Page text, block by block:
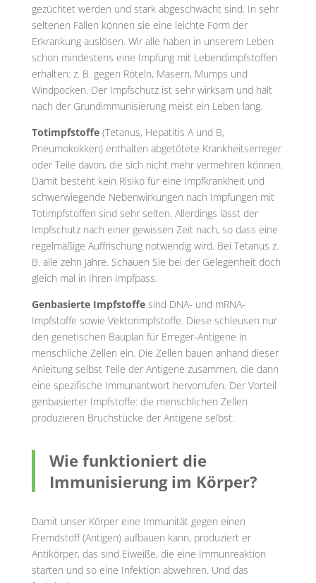
gezüchtet werden und stark abgeschwächt sind. In sehr
seltenen Fällen können sie eine leichte Form der
Erkrankung auslösen. Wir alle haben in unserem Leben
schon mindestens eine Impfung mit Lebendimpfstoffen
erhalten: z. B. gegen Röteln, Masern, Mumps und
Windpocken. Der Impfschutz ist sehr wirksam und hält
nach der Grundimmunisierung meist ein Leben lang.
Totimpfstoffe(Tetanus, Hepatitis A und B,
Pneumokokken) enthalten abgetötete Krankheitserreger
oder Teile davon, die sich nicht mehr vermehren können.
Damit besteht kein Risiko für eine Impfkrankheit und
schwerwiegende Nebenwirkungen nach Impfungen mit
Totimpfstoffen sind sehr selten. Allerdings lässt der
Impfschutz nach einer gewissen Zeit nach, so dass eine
regelmäßige Auffrischung notwendig wird. Bei Tetanus z.
B. alle zehn Jahre. Schauen Sie bei der Gelegenheit doch
gleich mal in Ihren Impfpass.
Genbasierte Impfstoffe sind DNA- und mRNA-
Impfstoffe sowie Vektorimpfstoffe. Diese schleusen nur
den genetischen Bauplan für Erreger-Antigene in
menschliche Zellen ein. Die Zellen bauen anhand dieser
Anleitung selbst Teile der Antigene zusammen, die dann
eine spezifische Immunantwort hervorrufen. Der Vorteil
genbasierter Impfstoffe: die menschlichen Zellen
produzieren Bruchstücke der Antigene selbst.
Wie funktioniert die
Immunisierung im Körper?
Damit unser Körper eine Immunität gegen einen
Fremdstoff (Antigen) aufbauen kann, produziert er
Antikörper, das sind Eiweiße, die eine Immunreaktion
starten und so eine Infektion abwehren. Und das